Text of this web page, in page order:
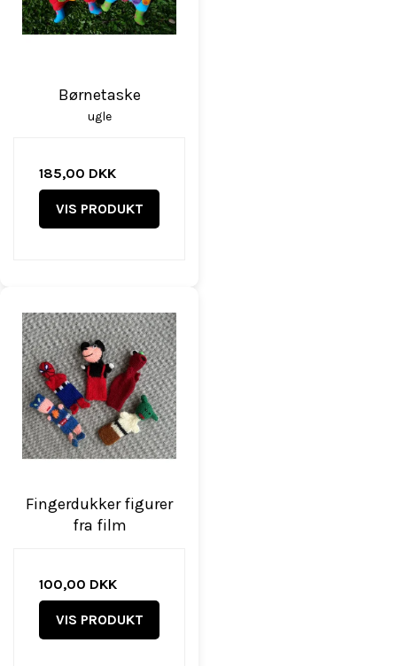
Børnetaske
ugle
185,00 DKK
VIS PRODUKT
Fingerdukker figurer
fra film
100,00 DKK
VIS PRODUKT